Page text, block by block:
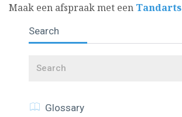
Maak een afspraak met een Tandarts
Search
Glossary